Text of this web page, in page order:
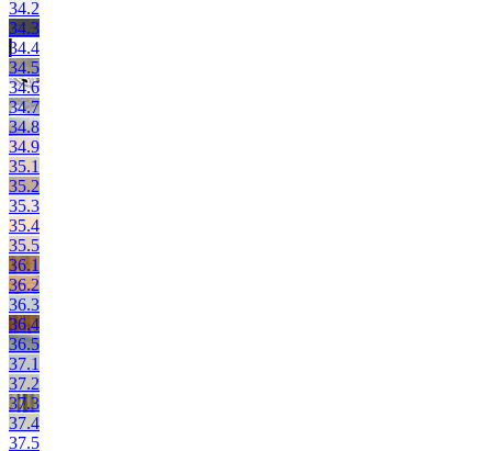
34.2
34.3
34.4
34.5
34.6
34.7
34.8
34.9
35.1
35.2
35.3
35.4
35.5
36.1
36.2
36.3
36.4
36.5
37.1
37.2
37.3
37.4
37.5